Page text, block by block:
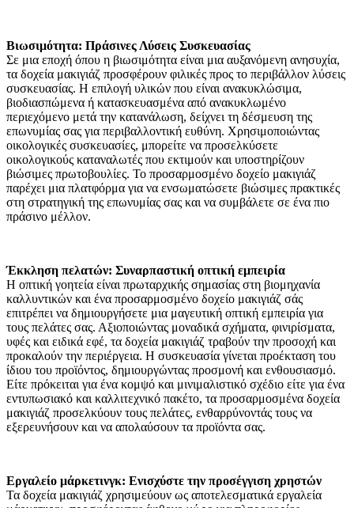
Βιωσιμότητα: Πράσινες Λύσεις Συσκευασίας
Σε μια εποχή όπου η βιωσιμότητα είναι μια αυξανόμενη ανησυχία,
τα δοχεία μακιγιάζ προσφέρουν φιλικές προς το περιβάλλον λύσεις
συσκευασίας. Η επιλογή υλικών που είναι ανακυκλώσιμα,
βιοδιασπώμενα ή κατασκευασμένα από ανακυκλωμένο
περιεχόμενο μετά την κατανάλωση, δείχνει τη δέσμευση της
επωνυμίας σας για περιβαλλοντική ευθύνη. Χρησιμοποιώντας
οικολογικές συσκευασίες, μπορείτε να προσελκύσετε
οικολογικούς καταναλωτές που εκτιμούν και υποστηρίζουν
βιώσιμες πρωτοβουλίες. Το προσαρμοσμένο δοχείο μακιγιάζ
παρέχει μια πλατφόρμα για να ενσωματώσετε βιώσιμες πρακτικές
στη στρατηγική της επωνυμίας σας και να συμβάλετε σε ένα πιο
πράσινο μέλλον.
Έκκληση πελατών: Συναρπαστική οπτική εμπειρία
Η οπτική γοητεία είναι πρωταρχικής σημασίας στη βιομηχανία
καλλυντικών και ένα προσαρμοσμένο δοχείο μακιγιάζ σάς
επιτρέπει να δημιουργήσετε μια μαγευτική οπτική εμπειρία για
τους πελάτες σας. Αξιοποιώντας μοναδικά σχήματα, φινιρίσματα,
υφές και ειδικά εφέ, τα δοχεία μακιγιάζ τραβούν την προσοχή και
προκαλούν την περιέργεια. Η συσκευασία γίνεται προέκταση του
ίδιου του προϊόντος, δημιουργώντας προσμονή και ενθουσιασμό.
Είτε πρόκειται για ένα κομψό και μινιμαλιστικό σχέδιο είτε για ένα
εντυπωσιακό και καλλιτεχνικό πακέτο, τα προσαρμοσμένα δοχεία
μακιγιάζ προσελκύουν τους πελάτες, ενθαρρύνοντάς τους να
εξερευνήσουν και να απολαύσουν τα προϊόντα σας.
Εργαλείο μάρκετινγκ: Ενισχύστε την προσέγγιση χρηστών
Τα δοχεία μακιγιάζ χρησιμεύουν ως αποτελεσματικά εργαλεία